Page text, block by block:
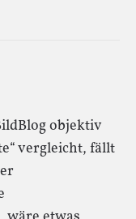
objektiv
vergleicht, fällt